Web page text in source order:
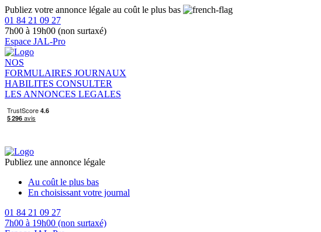
Publiez votre annonce légale au coût le plus bas
01 84 21 09 27
7h00 à 19h00 (non surtaxé)
Espace JAL-Pro
NOS
FORMULAIRES JOURNAUX
HABILITES CONSULTER
LES ANNONCES LEGALES
Publiez une annonce légale
Au coût le plus bas
En choisissant votre journal
01 84 21 09 27
7h00 à 19h00 (non surtaxé)